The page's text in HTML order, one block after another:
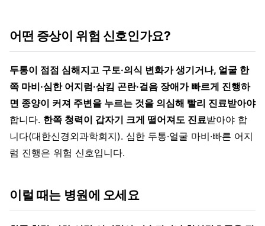
어떤 증상이 위험 신호인가요?
두통이 점점 심해지고 구토·의식 변화가 생기거나, 얼굴 한
쪽 마비·심한 어지럼·삼킴 곤란·걸음 장애가 빠르게 진행하
면 종양이 커져 주변을 누르는 것을 의심해 빨리 진료받아야
합니다. 한쪽 청력이 갑자기 크게 떨어져도 진료받아야 합
니다(대한신경외과학회지). 심한 두통·얼굴 마비·빠른 어지
럼 진행은 위험 신호입니다.
이럴 때는 병원에 오세요